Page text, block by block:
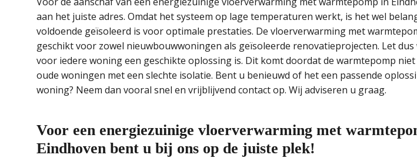
aan het juiste adres. Omdat het systeem op lage temperaturen werkt, is het wel
voldoende geïsoleerd is voor optimale prestaties. De vloerverwarming met
geschikt voor zowel nieuwbouwwoningen als geïsoleerde renovatieprojecten. Let
voor iedere woning een geschikte oplossing is. Dit komt doordat de warmtepomp
oude woningen met een slechte isolatie. Bent u benieuwd of het een passende
woning? Neem dan vooral snel en vrijblijvend contact op. Wij adviseren u graag.
Voor een energiezuinige vloerverwarming met
Eindhoven bent u bij ons op de juiste plek!